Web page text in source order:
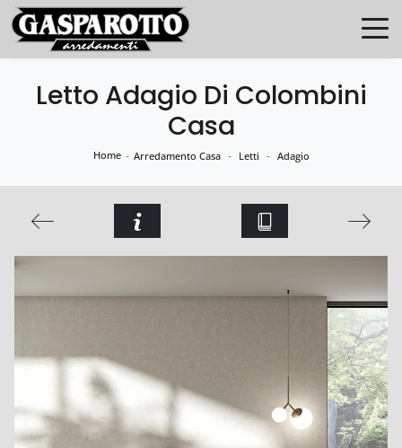
Letto Adagio Di Colombini
Casa
Home - Arredamento Casa - Letti - Adagio